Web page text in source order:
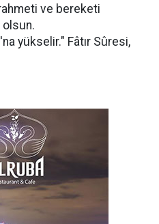
ve bereketi
olsun.
yükselir." Fâtır Sûresi,